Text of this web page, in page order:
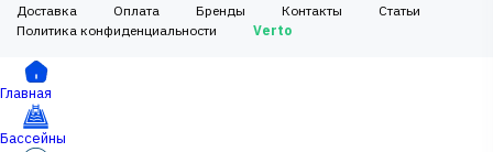
Доставка
Оплата Бренды Контакты
Статьи
Политика конфиденциальности
Verto
Главная
Бассейны